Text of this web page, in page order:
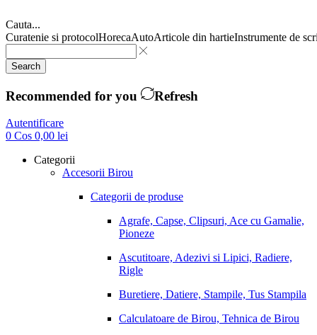
Cauta...
Curatenie si protocolHorecaAutoArticole din hartieInstrumente de
Search
Recommended for you Refresh
Autentificare
0 Cos 0,00 lei
Categorii
Accesorii Birou
Categorii de produse
Agrafe, Capse, Clipsuri, Ace cu Gamalie,
Pioneze
Ascutitoare, Adezivi si Lipici, Radiere,
Rigle
Buretiere, Datiere, Stampile, Tus Stampila
Calculatoare de Birou, Tehnica de Birou